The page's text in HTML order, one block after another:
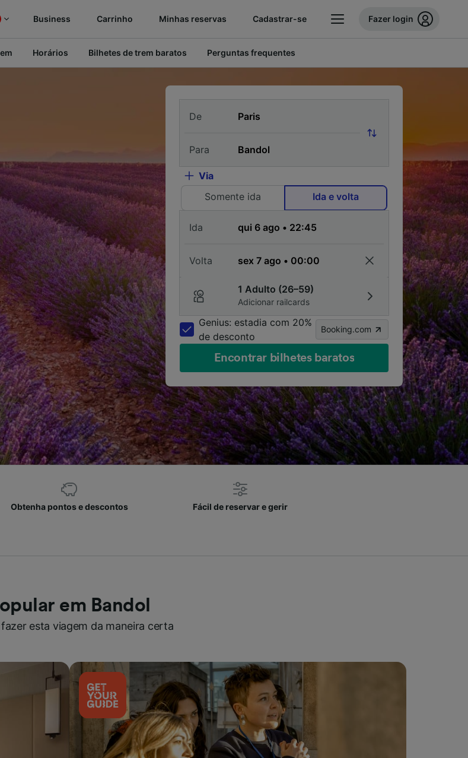
Business Carrinho Minhas reservas Cadastrar-se Fazer login
Horários Bilhetes de trem baratos Perguntas frequentes
De
Para
Via
Somente ida
Ida e volta
Ida
Volta
1 Adulto (26–59)
Adicionar railcards
Genius: estadia com 20%
de desconto
Booking.com
Encontrar bilhetes baratos
Obtenha pontos e descontos Fácil de reservar e gerir
em Bandol
esta viagem da maneira certa